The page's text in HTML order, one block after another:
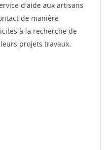
d'aide aux artisans
de manière
à la recherche de
projets travaux.